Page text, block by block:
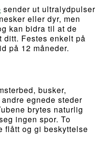
sender ut ultralydpulser
eller dyr, men
kan bidra til at de
Festes enkelt på
på 12 måneder.
busker,
egnede steder
brytes naturlig
ingen spor. To
flått og gi beskyttelse